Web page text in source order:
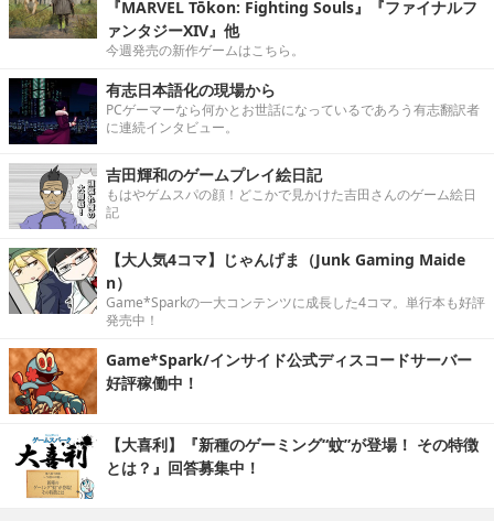
『MARVEL Tōkon: Fighting Souls』『ファイナルフ
ァンタジーXIV』他
今週発売の新作ゲームはこちら。
有志日本語化の現場から
PCゲーマーなら何かとお世話になっているであろう有志翻訳者
に連続インタビュー。
吉田輝和のゲームプレイ絵日記
もはやゲムスパの顔！どこかで見かけた吉田さんのゲーム絵日
記
【大人気4コマ】じゃんげま（Junk Gaming Maide
n）
Game*Sparkの一大コンテンツに成長した4コマ。単行本も好評
発売中！
Game*Spark/インサイド公式ディスコードサーバー
好評稼働中！
【大喜利】『新種のゲーミング“蚊”が登場！ その特徴
とは？』回答募集中！